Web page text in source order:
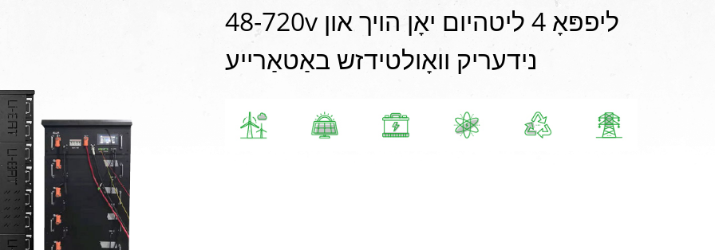
48-720v ליפפּאָ 4 ליטהיום יאָן הויך און
נידעריק וואָולטידזש באַטאַרייע